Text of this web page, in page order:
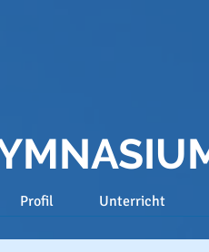
Profil Unterricht